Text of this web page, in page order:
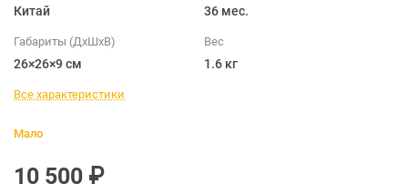
Китай 36 мес.
Габариты (ДхШхВ)
26×26×9 см
Вес
1.6 кг
Все характеристики
Мало
10 500 ₽